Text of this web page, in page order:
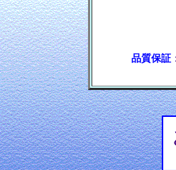
品質保証